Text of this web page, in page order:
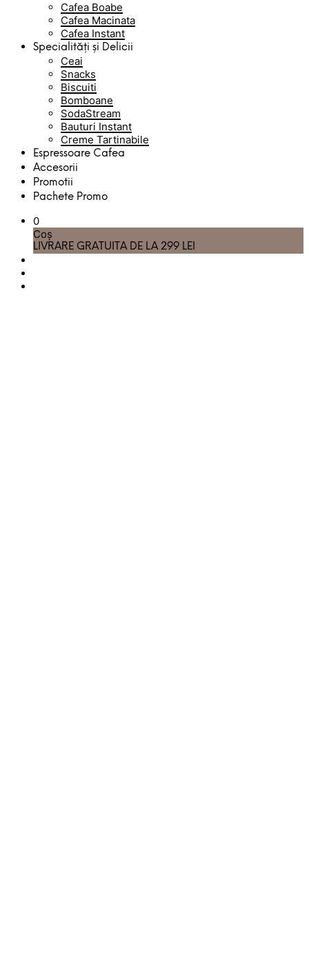
Cafea Boabe
Cafea Macinata
Cafea Instant
Specialități și Delicii
Ceai
Snacks
Biscuiti
Bomboane
SodaStream
Bauturi Instant
Creme Tartinabile
Espressoare Cafea
Accesorii
Promotii
Pachete Promo
0
Coș
LIVRARE GRATUITA DE LA 299 LEI